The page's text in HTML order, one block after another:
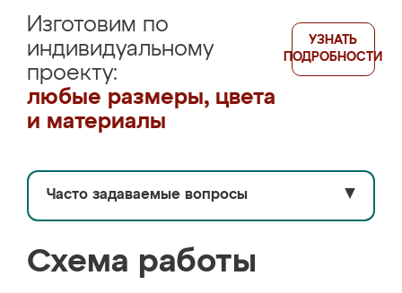
Изготовим по
индивидуальному
проекту:
любые размеры, цвета
и материалы
УЗНАТЬ
ПОДРОБНОСТИ
Часто задаваемые вопросы ▼
Схема работы